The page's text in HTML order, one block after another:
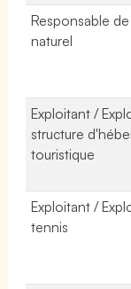
Responsable
naturel
Exploitant /
structure
touristique
Exploitant /
tennis